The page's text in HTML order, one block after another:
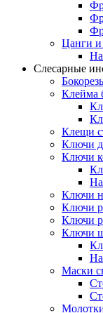
Цанги и
Слесарные
Клейма
Клещи
Ключи
Ключи
Ключи
Ключи
Ключи
Ключи
Маски